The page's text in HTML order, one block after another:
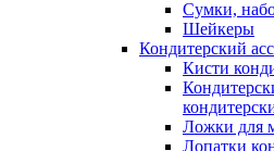
Сумки,
Шейкеры
Кондитерский
Кисти
Ложки для
Лопатки